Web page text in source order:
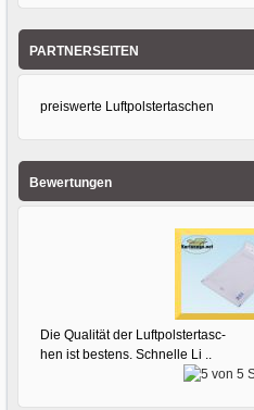
PARTNERSEITEN
preiswerte Luftpolstertaschen
Bewertungen
Die Qualität der Luftpolstertasc-
hen ist bestens. Schnelle Li ..